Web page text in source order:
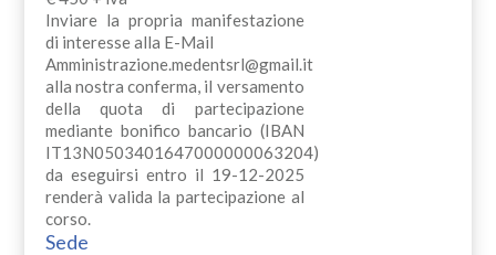
Inviare la propria manifestazione
di interesse alla E-Mail
Amministrazione.medentsrl@gmail.it
alla nostra conferma, il versamento
della quota di partecipazione
mediante bonifico bancario (IBAN
IT13N0503401647000000063204)
da eseguirsi entro il 19-12-2025
renderà valida la partecipazione al
corso.
Sede